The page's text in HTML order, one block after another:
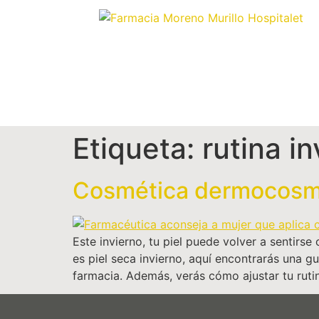
Etiqueta: rutina
Cosmética
Este invierno, tu piel puede volver a
es piel seca invierno, aquí encontrarás una
farmacia. Además, verás cómo ajustar tu